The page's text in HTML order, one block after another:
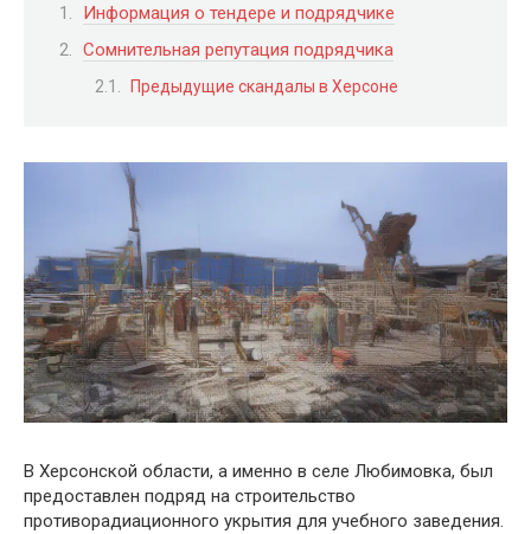
Информация о тендере и подрядчике
Сомнительная репутация подрядчика
Предыдущие скандалы в Херсоне
В Херсонской области, а именно в селе Любимовка, был
предоставлен подряд на строительство
противорадиационного укрытия для учебного заведения.